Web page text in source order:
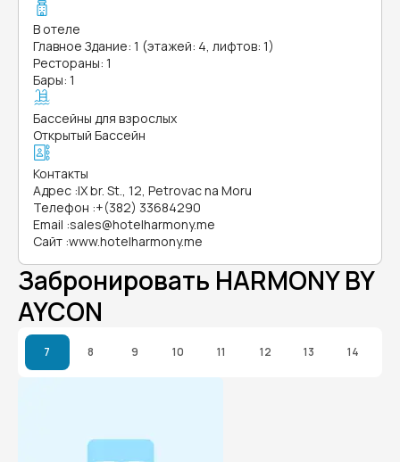
В отеле
Главное Здание: 1 (этажей: 4, лифтов: 1)
Рестораны: 1
Бары: 1
Бассейны для взрослых
Открытый Бассейн
Контакты
Адрес :IX br. St., 12, Petrovac na Moru
Телефон :+(382) 33684290
Email :sales@hotelharmony.me
Сайт :www.hotelharmony.me
Забронировать HARMONY BY
AYCON
7 8 9 10 11 12 13 14